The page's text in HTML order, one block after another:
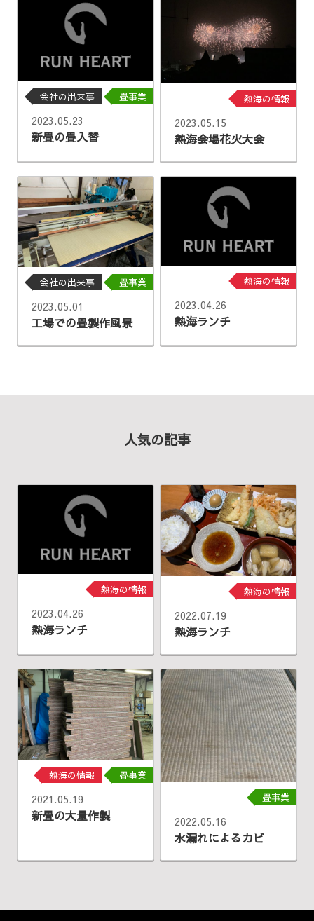
会社の出来事 畳事業
2023.05.23
新畳の畳入替
熱海の情報
2023.05.15
熱海会場花火大会
会社の出来事 畳事業
2023.05.01
工場での畳製作風景
熱海の情報
2023.04.26
熱海ランチ
人気の記事
熱海の情報
2023.04.26
熱海ランチ
熱海の情報
2022.07.19
熱海ランチ
熱海の情報 畳事業
2021.05.19
新畳の大量作製
畳事業
2022.05.16
水漏れによるカビ